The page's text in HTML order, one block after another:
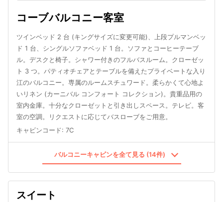
コーブバルコニー客室
ツインベッド 2 台 (キングサイズに変更可能)、上段プルマンベッ
ド 1 台、シングルソファベッド 1 台。ソファとコーヒーテーブ
ル。デスクと椅子。シャワー付きのフルバスルーム。クローゼッ
ト 3 つ。パティオチェアとテーブルを備えたプライベートな入り
江のバルコニー。専属のルームスチュワード。柔らかくて心地よ
いリネン (カーニバル コンフォート コレクション)。貴重品用の
室内金庫。十分なクローゼットと引き出しスペース。テレビ。客
室の空調。リクエストに応じてバスローブをご用意。
キャビンコード: 7C
バルコニーキャビンを全て見る (14件)
スイート